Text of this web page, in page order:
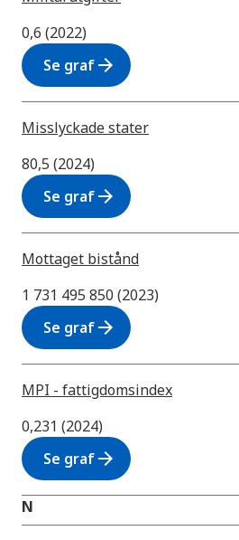
0,6 (2022)
Se grafarrow_forward
Misslyckade stater
80,5 (2024)
Se grafarrow_forward
Mottaget bistånd
1 731 495 850 (2023)
Se grafarrow_forward
MPI - fattigdomsindex
0,231 (2024)
Se grafarrow_forward
N